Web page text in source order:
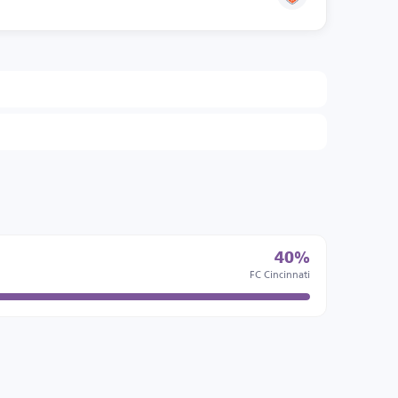
40%
FC Cincinnati